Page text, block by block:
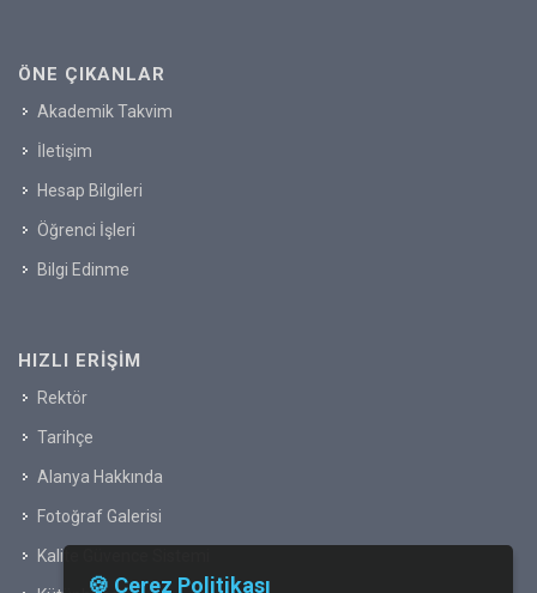
ÖNE ÇIKANLAR
Akademik Takvim
İletişim
Hesap Bilgileri
Öğrenci İşleri
Bilgi Edinme
HIZLI ERIŞIM
Rektör
Tarihçe
Alanya Hakkında
Fotoğraf Galerisi
Kalite Güvence Sistemi
🍪 Çerez Politikası